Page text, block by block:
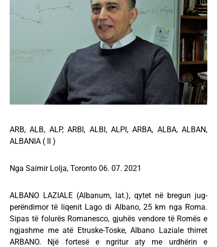
ARB, ALB, ALP, ARBI, ALBI, ALPI, ARBA, ALBA, ALBAN,
ALBANIA ( II )
Nga Saimir Lolja, Toronto 06. 07. 2021
ALBANO LAZIALE (Albanum, lat.), qytet në bregun jug-
perëndimor të liqenit Lago di Albano, 25 km nga Roma.
Sipas të folurës Romanesco, gjuhës vendore të Romës e
ngjashme me atë Etruske-Toske, Albano Laziale thirret
ARBANO. Një fortesë e ngritur aty me urdhërin e